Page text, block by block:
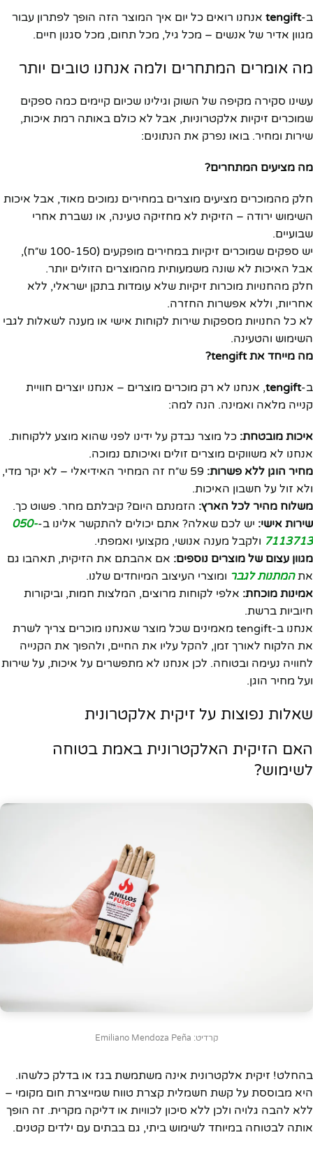
ב-tengift אנחנו רואים כל יום איך המוצר הזה הופך לפתרון עבור
מגוון אדיר של אנשים – מכל גיל, מכל תחום, מכל סגנון חיים.
מה אומרים המתחרים ולמה אנחנו טובים יותר
עשינו סקירה מקיפה של השוק וגילינו שכיום קיימים כמה ספקים
שמוכרים זיקיות אלקטרוניות, אבל לא כולם באותה רמת איכות,
שירות ומחיר. בואו נפרק את הנתונים:
מה מציעים המתחרים?
חלק מהמוכרים מציעים מוצרים במחירים נמוכים מאוד, אבל איכות
השימוש ירודה – הזיקית לא מחזיקה טעינה, או נשברת אחרי
שבועיים.
יש ספקים שמוכרים זיקיות במחירים מופקעים (100-150 ש״ח),
אבל האיכות לא שונה משמעותית מהמוצרים הזולים יותר.
חלק מהחנויות מוכרות זיקיות שלא עומדות בתקן ישראלי, ללא
אחריות, וללא אפשרות החזרה.
לא כל החנויות מספקות שירות לקוחות אישי או מענה לשאלות לגבי
השימוש והטעינה.
מה מייחד את tengift?
ב-tengift, אנחנו לא רק מוכרים מוצרים – אנחנו יוצרים חוויית
קנייה מלאה ואמינה. הנה למה:
איכות מובטחת: כל מוצר נבדק על ידינו לפני שהוא מוצע ללקוחות.
אנחנו לא משווקים מוצרים זולים ואיכותם נמוכה.
מחיר הוגן ללא פשרות:
59 ש״ח זה המחיר האידיאלי – לא יקר מדי,
ולא זול על חשבון האיכות.
משלוח מהיר לכל הארץ: הזמנתם היום? קיבלתם מחר. פשוט כך.
שירות אישי: יש לכם שאלה? אתם יכולים להתקשר אלינו ב-050-
7113713 ולקבל מענה אנושי, מקצועי ואמפתי.
מגוון עצום של מוצרים נוספים: אם אהבתם את הזיקית, תאהבו גם
אתהמתנות לגבר ומוצרי העיצוב המיוחדים שלנו.
אמינות מוכחת: אלפי לקוחות מרוצים, המלצות חמות, וביקורות
חיוביות ברשת.
אנחנו ב-tengift מאמינים שכל מוצר שאנחנו מוכרים צריך לשרת
את הלקוח לאורך זמן, להקל עליו את החיים, ולהפוך את הקנייה
לחוויה נעימה ובטוחה. לכן אנחנו לא מתפשרים על איכות, על שירות
ועל מחיר הוגן.
שאלות נפוצות על זיקית אלקטרונית
האם הזיקית האלקטרונית באמת בטוחה
לשימוש?
קרדיט: Emiliano Mendoza Peña
בהחלט! זיקית אלקטרונית אינה משתמשת בגז או בדלק כלשהו.
היא מבוססת על קשת חשמלית קצרת טווח שמייצרת חום מקומי –
ללא להבה גלויה ולכן ללא סיכון לכוויות או דליקה מקרית. זה הופך
אותה לבטוחה במיוחד לשימוש ביתי, גם בבתים עם ילדים קטנים.